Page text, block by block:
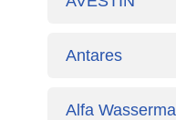
Antares
Alfa